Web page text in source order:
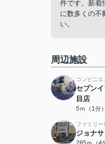
件です。新着
に数多くの不
い。
周辺施設
コンビニ
セブン
目店
5ｍ（1分）
ファミリー
ジョナ